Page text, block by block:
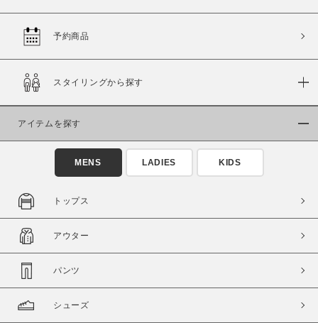
価格
商品タイプ
通常商品 予約商品
在庫
予約商品
スタイリングから探す
アイテムを探す
MENS LADIES KIDS
トップス
アウター
パンツ
シューズ